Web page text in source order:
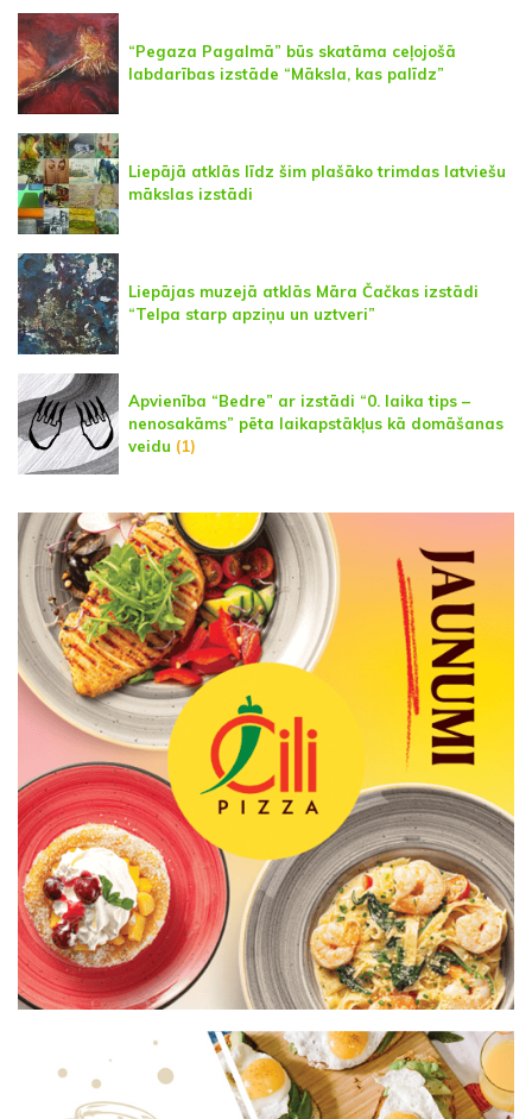
“Pegaza Pagalmā” būs skatāma ceļojošā
labdarības izstāde “Māksla, kas palīdz”
Liepājā atklās līdz šim plašāko trimdas latviešu
mākslas izstādi
Liepājas muzejā atklās Māra Čačkas izstādi
“Telpa starp apziņu un uztveri”
Apvienība “Bedre” ar izstādi “0. laika tips –
nenosakāms” pēta laikapstākļus kā domāšanas
veidu (1)